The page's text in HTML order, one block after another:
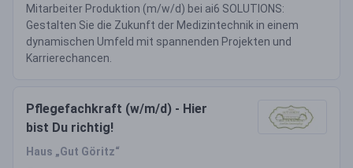
Mitarbeiter Produktion (m/w/d) bei ai6 SOLUTIONS:
Gestalten Sie die Zukunft der Medizintechnik in einem
dynamischen Umfeld mit spannenden Projekten und
Karrierechancen.
Pflegefachkraft (w/m/d) - Hier
bist Du richtig!
Haus „Gut Göritz“